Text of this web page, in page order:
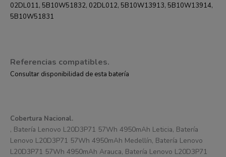
02DL011, 5B10W51832, 02DL012, 5B10W13913, 5B10W13914,
5B10W51831
Referencias compatibles.
Consultar disponibilidad de esta batería
Cobertura Nacional.
, Batería Lenovo L20D3P71 57Wh 4950mAh Leticia, Batería
Lenovo L20D3P71 57Wh 4950mAh Medellín, Batería Lenovo
L20D3P71 57Wh 4950mAh Arauca, Batería Lenovo L20D3P71